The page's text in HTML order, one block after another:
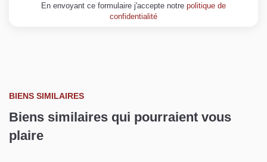
En envoyant ce formulaire j'accepte notre politique de
confidentialité
BIENS SIMILAIRES
Biens similaires qui pourraient vous
plaire